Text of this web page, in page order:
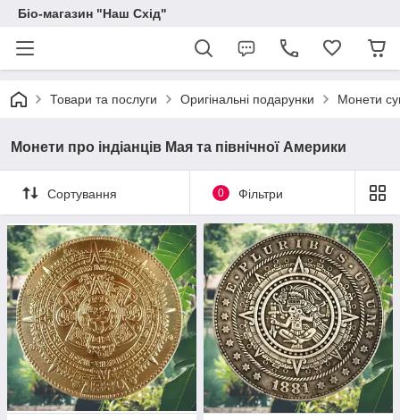
Біо-магазин "Наш Схід"
Товари та послуги Оригінальні подарунки Монети
Монети про індіанців Мая та північної Америки
Сортування 0 Фільтри